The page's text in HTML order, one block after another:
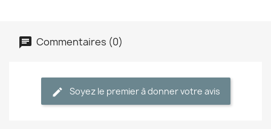
Commentaires (0)
Soyez le premier à donner votre avis